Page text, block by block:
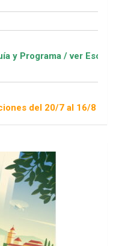
/ ver Escuelas
7 al 16/8 / Sorteo 1 de